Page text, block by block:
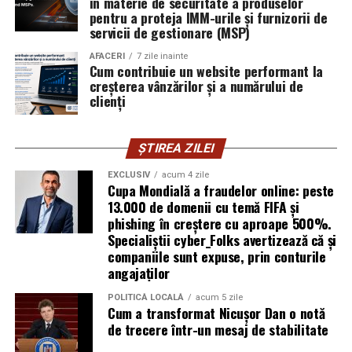
vigilența utilizatorului rămâne prima linie de apărare”,
explică Horațiu Șimon, Chief Technology Officer
cyber_Folks România.
Subiectul a fost semnalat și de FBI, care a inclus în
informările din ultima lună amenințările asociate
operațiuni de dezinformare.
Avertismentele publice s-au concentrat în principal
asupra fanilor și infrastructurii orașelor gazdă, însă
specialiștii atrag atenția că firmele pot fi afectate
inclusiv atunci când nu au nicio legătură directă cu
industria sportului, turismului sau vânzarea de bilete.
Atacurile sunt mai eficiente în contextul
evenimentelor globale
Campaniile de phishing asociate evenimentelor
pentru a proteja IMM-urile și furnizorii de
servicii de gestionare (MSP)
AFACERI 7 zile inainte
Cum contribuie un website performant la
creșterea vânzărilor și a numărului de
clienți
ȘTIREA ZILEI
EXCLUSIV acum 4 zile
Cupa Mondială a fraudelor online: peste
13.000 de domenii cu temă FIFA și
phishing în creștere cu aproape 500%.
Specialiștii cyber_Folks avertizează că și
companiile sunt expuse, prin conturile
angajaților
POLITICĂ LOCALĂ acum 5 zile
Cum a transformat Nicușor Dan o notă
de trecere într-un mesaj de stabilitate